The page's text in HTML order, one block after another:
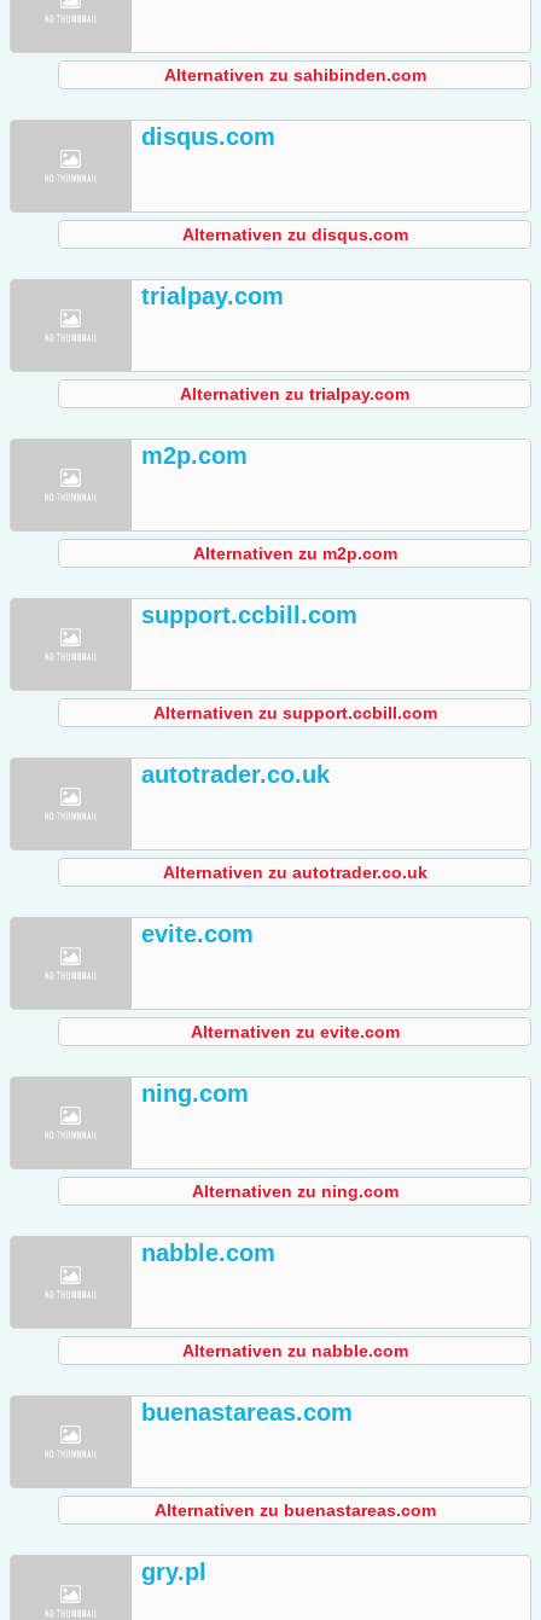
Alternativen zu sahibinden.com
disqus.com
Alternativen zu disqus.com
trialpay.com
Alternativen zu trialpay.com
m2p.com
Alternativen zu m2p.com
support.ccbill.com
Alternativen zu support.ccbill.com
autotrader.co.uk
Alternativen zu autotrader.co.uk
evite.com
Alternativen zu evite.com
ning.com
Alternativen zu ning.com
nabble.com
Alternativen zu nabble.com
buenastareas.com
Alternativen zu buenastareas.com
gry.pl